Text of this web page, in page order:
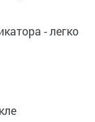
- легко